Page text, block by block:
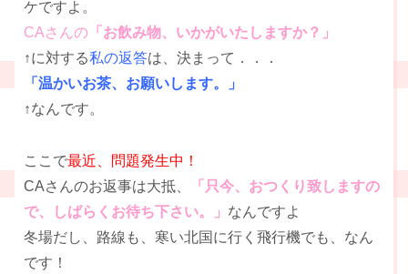
ケですよ。
CAさんの 「お飲み物、いかがいたしますか？」
↑に対する私の返答は、決まって．．．
「温かいお茶、お願いします。」
↑なんです。
ここで最近、問題発生中！
CAさんのお返事は大抵、
「只今、おつくり致しますの
で、しばらくお待ち下さい。」 なんですよ
冬場だし、路線も、寒い北国に行く飛行機でも、なん
です！